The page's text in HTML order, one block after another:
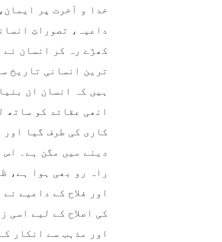
خدا و آخرت پر
داعیہ، تصوراتِ
کھڑے رہ کر انسان
ترین انسانی تاریخ
ہیں کہ انسان ان
انھی عقائد کو ساتھ
کاری کی طرف گیا
دینے میں مگن ہے۔
راہ رو بھی ہوا ہے،
اور فلاح کے داعیے
کی اصلاح کے لیے اسی
اور مذہب سے انکار